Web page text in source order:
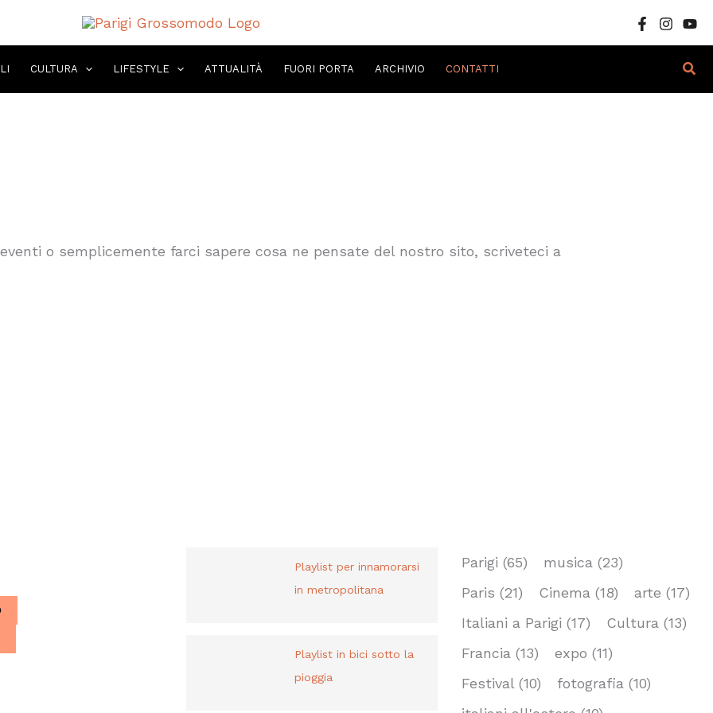
CULTURA LIFESTYLE ATTUALITÀ FUORI PORTA ARCHIVIO CONTATTI
o semplicemente farci sapere cosa ne pensate del nostro sito, scriveteci a
Playlist per innamorarsi
in metropolitana
Playlist in bici sotto la
pioggia
Parigi (65) musica (23)
Paris (21) Cinema (18) arte (17)
Italiani a Parigi (17) Cultura (13)
Francia (13) expo (11)
Festival (10) fotografia (10)